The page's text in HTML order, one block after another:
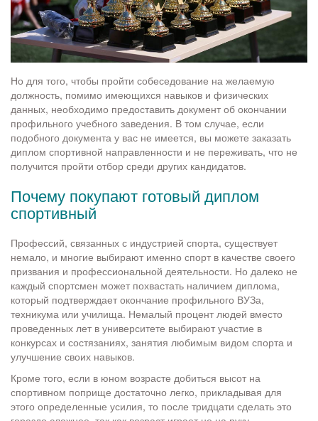
Но для того, чтобы пройти собеседование на желаемую
должность, помимо имеющихся навыков и физических
данных, необходимо предоставить документ об окончании
профильного учебного заведения. В том случае, если
подобного документа у вас не имеется, вы можете заказать
диплом спортивной направленности и не переживать, что не
получится пройти отбор среди других кандидатов.
Почему покупают готовый диплом
спортивный
Профессий, связанных с индустрией спорта, существует
немало, и многие выбирают именно спорт в качестве своего
призвания и профессиональной деятельности. Но далеко не
каждый спортсмен может похвастать наличием диплома,
который подтверждает окончание профильного ВУЗа,
техникума или училища. Немалый процент людей вместо
проведенных лет в университете выбирают участие в
конкурсах и состязаниях, занятия любимым видом спорта и
улучшение своих навыков.
Кроме того, если в юном возрасте добиться высот на
спортивном поприще достаточно легко, прикладывая для
этого определенные усилия, то после тридцати сделать это